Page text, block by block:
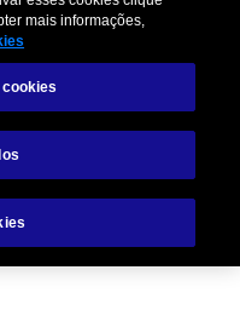
e Paz
e
mais informações,